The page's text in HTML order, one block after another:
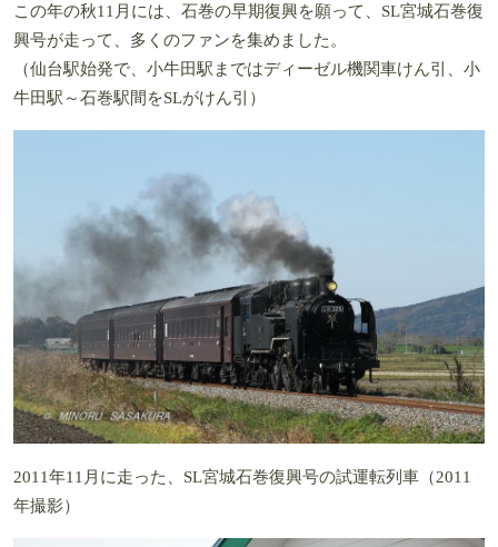
この年の秋11月には、石巻の早期復興を願って、SL宮城石巻復
興号が走って、多くのファンを集めました。
（仙台駅始発で、小牛田駅まではディーゼル機関車けん引、小
牛田駅～石巻駅間をSLがけん引）
2011年11月に走った、SL宮城石巻復興号の試運転列車（2011
年撮影）